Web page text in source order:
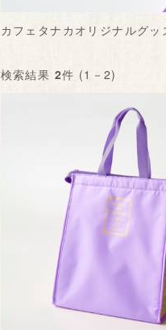
カフェタナカオリジナルグッ
検索結果 2件 (1－2)